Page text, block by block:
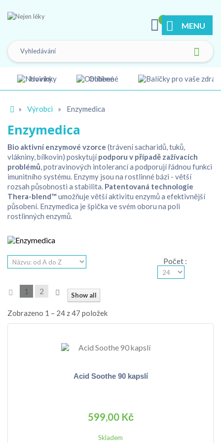
Novinky Oblíbené
MENU
» Výrobci » Enzymedica
Enzymedica
Bio aktivní enzymové vzorce (trávení sacharidů, tuků,
vlákniny, bílkovin) poskytujípodporu v případě zažívacích
problémů, potravinových intolerancí a podporují řádnou funkci
imunitního systému. Enzymy jsou na rostlinné bázi - větší
rozsah působnosti a stabilita. Patentovaná technologie
Thera-blend™ umožňuje větší aktivitu enzymů a efektivnější
působení. Enzymedica je špička ve svém oboru na poli
rostlinných enzymů.
Počet :
Show all
1 2
Zobrazeno 1 – 24 z 47 položek
Acid Soothe 90 kapslí
599,00 Kč
Skladem